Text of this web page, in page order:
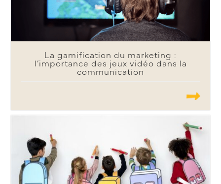
La gamification du marketing :
l’importance des jeux vidéo dans la
communication
.......